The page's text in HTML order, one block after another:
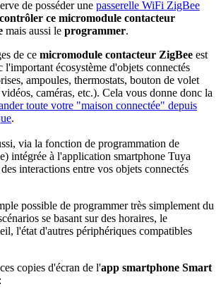
de posséder une passerelle WiFi ZigBee
contrôler ce micromodule contacteur
mais aussi le programmer.
de ce micromodule contacteur ZigBee est
l'important écosystème d'objets connectés
ampoules, thermostats, bouton de volet
caméras, etc.). Cela vous donne donc la
toute votre "maison connectée" depuis
.
via la fonction de programmation de
intégrée à l'application smartphone Tuya
interactions entre vos objets connectés
possible de programmer très simplement du
se basant sur des horaires, le
l'état d'autres périphériques compatibles
copies d'écran de l'app smartphone Smart